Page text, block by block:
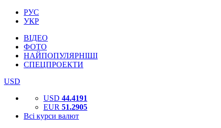
РУС
УКР
ВІДЕО
ФОТО
НАЙПОПУЛЯРНІШІ
СПЕЦПРОЕКТИ
USD
USD 44.4191
EUR 51.2905
Всі курси валют